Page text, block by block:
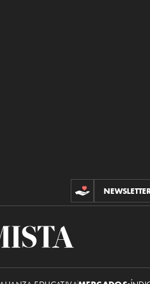
CONTRIBUCIONES